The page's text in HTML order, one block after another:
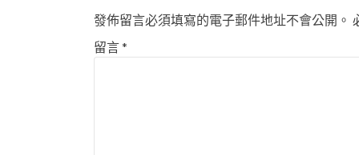
發佈留言必須填寫的電子郵件地址不會公開。
留言*